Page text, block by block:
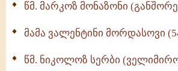
წმ. მარკოზ მონაზონი
მამა ვალენტინი მორდასოვი
წმ. ნიკოლოზ სერბი